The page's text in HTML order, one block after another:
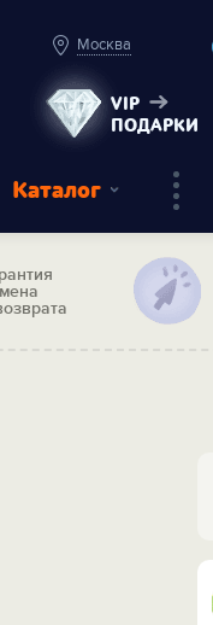
Москва
VIP
ПОДАРКИ
Каталог